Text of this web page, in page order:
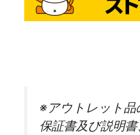
※アウトレット品
保証書及び説明